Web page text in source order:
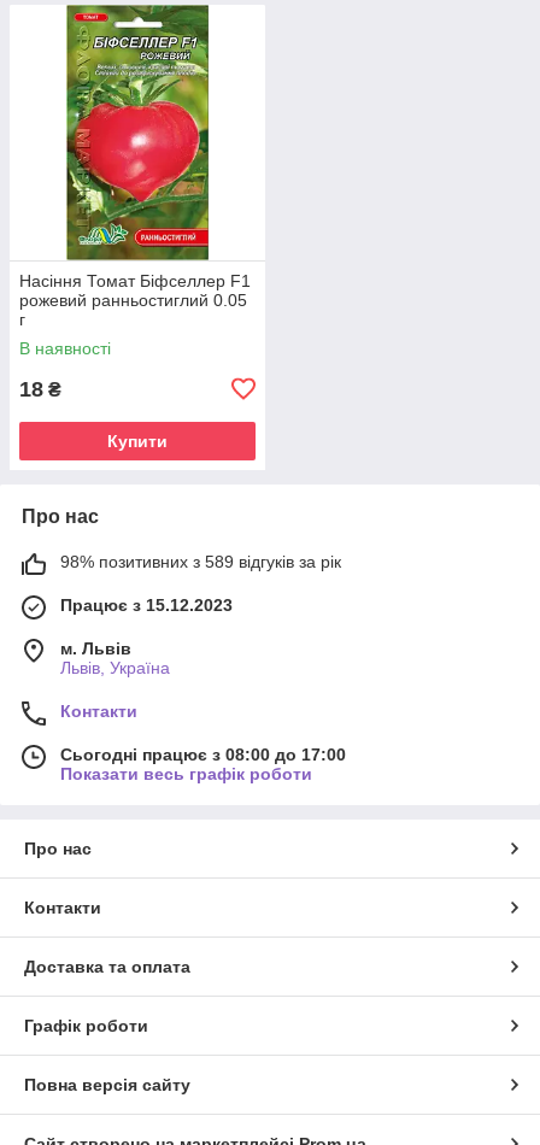
Насіння Томат Біфселлер F1
рожевий ранньостиглий 0.05
г
В наявності
18 ₴
Купити
Про нас
98% позитивних з 589 відгуків за рік
Працює з 15.12.2023
м. Львів
Львів, Україна
Контакти
Сьогодні працює з 08:00 до 17:00
Показати весь графік роботи
Про нас
Контакти
Доставка та оплата
Графік роботи
Повна версія сайту